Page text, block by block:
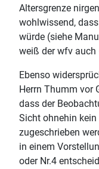
Altersgrenze
wohlwissend,
würde (siehe
weiß der wfv auch
Ebenso
Herrn Thumm vor
dass der
Sicht ohnehin
zugeschrieben
in einem
oder Nr.4